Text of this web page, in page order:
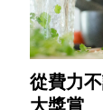
從費力
大獎賞